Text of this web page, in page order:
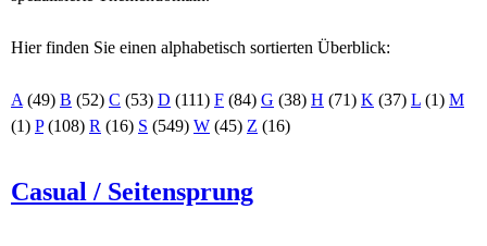
Hier finden Sie einen alphabetisch sortierten Überblick:
A (49) B (52) C (53) D (111) F (84) G (38) H (71) K (37) L (1) M
(1) P(108) R (16) S (549) W (45) Z (16)
Casual / Seitensprung